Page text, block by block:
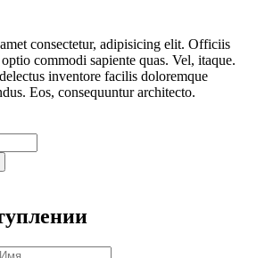
consectetur, adipisicing elit. Officiis
commodi sapiente quas. Vel, itaque.
inventore facilis doloremque
Eos, consequuntur architecto.